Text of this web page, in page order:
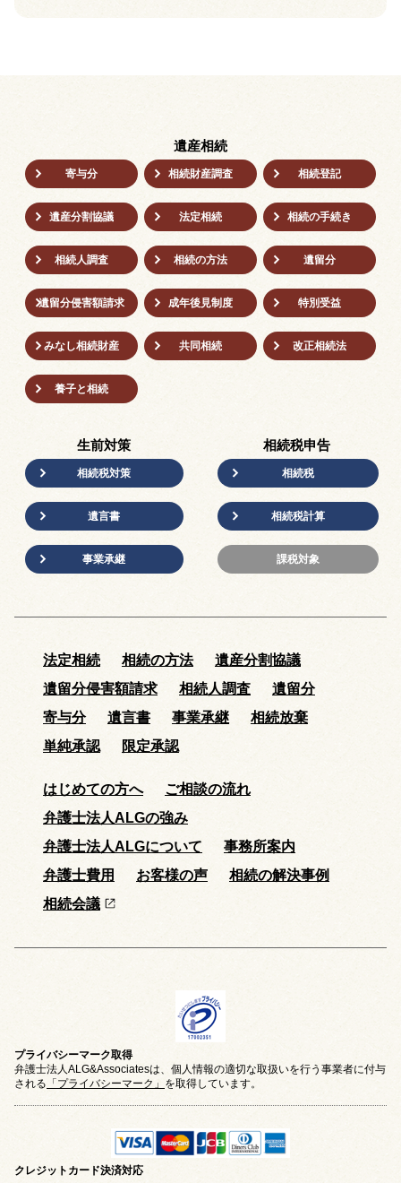
遺産相続
寄与分 相続財産調査 相続登記
遺産分割協議 法定相続 相続の⼿続き
相続人調査 相続の方法 遺留分
遺留分侵害額請求 成年後⾒制度 特別受益
みなし相続財産 共同相続 改正相続法
養子と相続
生前対策
相続税対策
遺言書
事業承継
相続税申告
相続税
相続税計算
課税対象
法定相続 相続の方法
遺産分割協議
遺留分侵害額請求
相続人調査
遺留分
寄与分
遺言書 事業承継
相続放棄
単純承認
限定承認
はじめての方へ
ご相談の流れ
弁護士法人ALGの強み
弁護士法人ALGについて
事務所案内
弁護士費用
お客様の声
相続の解決事例
相続会議
プライバシーマーク取得
弁護士法人ALG&Associatesは、個人情報の適切な取扱いを行う事業者に付与
される 「プライバシーマーク」 を取得しています。
クレジットカード決済対応